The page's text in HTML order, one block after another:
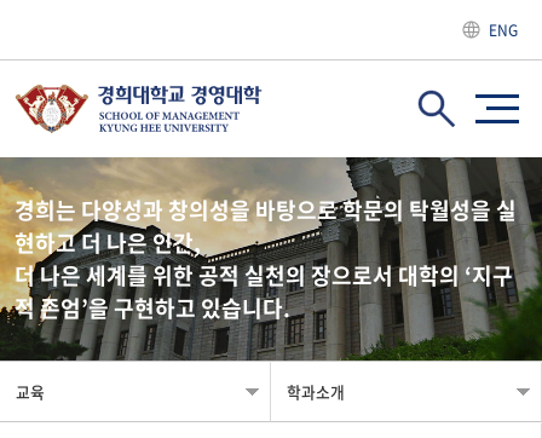
ENG
경희는 다양성과 창의성을 바탕으로 학문의 탁월성을 실
현하고 더 나은 인간,
더 나은 세계를 위한 공적 실천의 장으로서 대학의 ‘지구
적 존엄’을 구현하고 있습니다.
교육 학과소개